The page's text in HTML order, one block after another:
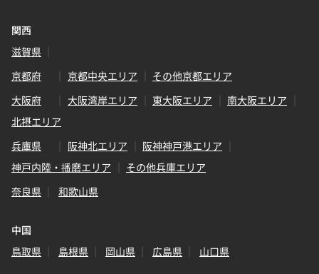
関西
滋賀県
京都府
京都中央エリア
その他京都エリア
大阪府
大阪湾岸エリア 東大阪エリア
南大阪エリア
北摂エリア
兵庫県
阪神北エリア
阪神神戸港エリア
神戸内陸・播磨エリア
その他兵庫エリア
奈良県
和歌山県
中国
鳥取県
島根県 岡山県 広島県 山口県